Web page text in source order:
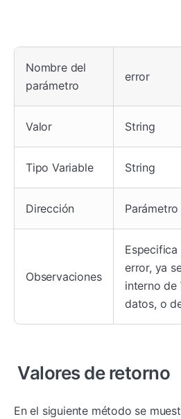
Nombre del
parámetro
error
Valor String
Tipo Variable String
Dirección
Observaciones
Especifica
error, ya
interno de
datos, o
Valores de retorno
En el siguiente método se